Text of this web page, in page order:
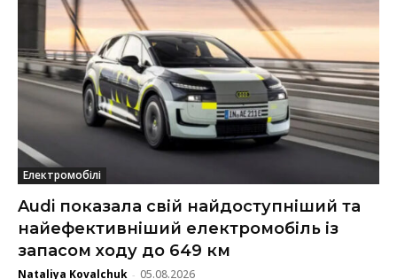
Електромобілі
Audi показала свій найдоступніший та
найефективніший електромобіль із
запасом ходу до 649 км
Nataliya Kovalchuk - 05.08.2026